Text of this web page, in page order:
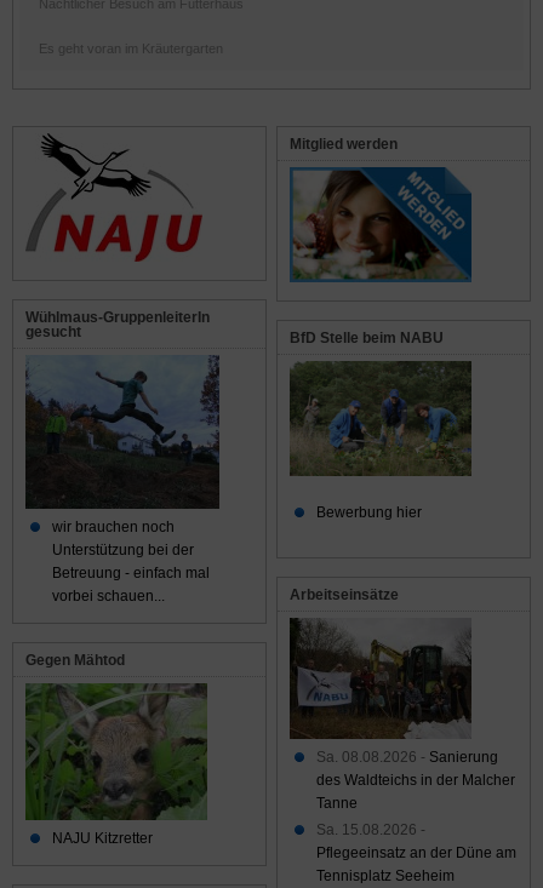
Nächtlicher Besuch am Futterhaus
Es geht voran im Kräutergarten
Mitglied werden
BfD Stelle beim NABU
Bewerbung hier
Arbeitseinsätze
Sa. 08.08.2026 - Sanierung
des Waldteichs in der Malcher
Tanne
Sa. 15.08.2026 -
Pflegeeinsatz an der Düne am
Tennisplatz Seeheim
Wühlmaus-GruppenleiterIn
gesucht
wir brauchen noch
Unterstützung bei der
Betreuung - einfach mal
vorbei schauen...
Gegen Mähtod
NAJU Kitzretter